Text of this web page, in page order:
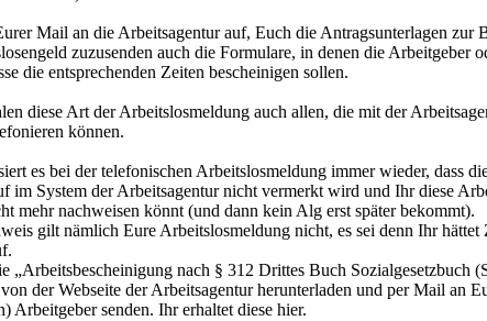
Mail an die Arbeitsagentur auf, Euch die Antragsunterlagen zur
zuzusenden auch die Formulare, in denen die Arbeitgeber
die entsprechenden Zeiten bescheinigen sollen.
diese Art der Arbeitslosmeldung auch allen, die mit der
können.
es bei der telefonischen Arbeitslosmeldung immer wieder, dass
im System der Arbeitsagentur nicht vermerkt wird und Ihr diese
mehr nachweisen könnt (und dann kein Alg erst später bekommt).
gilt nämlich Eure Arbeitslosmeldung nicht, es sei denn Ihr hättet
„Arbeitsbescheinigung nach § 312 Drittes Buch Sozialgesetzbuch
der Webseite der Arbeitsagentur herunterladen und per Mail an
Arbeitgeber senden. Ihr erhaltet diese hier.